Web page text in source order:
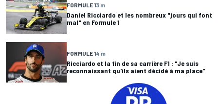
FORMULE 13 m
Daniel Ricciardo et les nombreux "jours qui font
mal" en Formule 1
FORMULE 14 m
Ricciardo et la fin de sa carrière F1 : "Je suis
reconnaissant qu'ils aient décidé à ma place"